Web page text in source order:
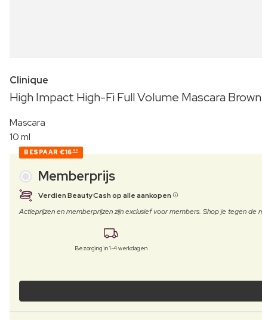
Clinique
High Impact High-Fi Full Volume Mascara Brown
Mascara
10 ml
BESPAAR €16 90
Memberprijs
Verdien BeautyCash op alle aankopen
Actieprijzen en memberprijzen zijn exclusief voor members. Shop je tegen
Bezorging in 1-4 werkdagen